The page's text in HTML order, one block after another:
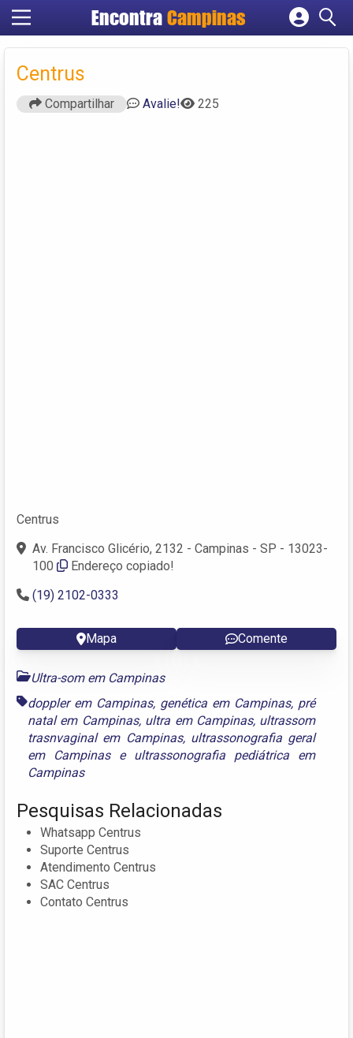
Encontra Campinas
Cadastrar empresa
Centrus
Compartilhar Avalie! 225
Centrus
Av. Francisco Glicério, 2132 - Campinas - SP - 13023-
100
Endereço copiado!
(19) 2102-0333
Mapa Comente
Ultra-som em Campinas
doppler em Campinas, genética em Campinas, pré
natal em Campinas, ultra em Campinas, ultrassom
trasnvaginal em Campinas, ultrassonografia geral
em Campinase ultrassonografia pediátrica em
Campinas
Pesquisas Relacionadas
Whatsapp Centrus
Suporte Centrus
Atendimento Centrus
SAC Centrus
Contato Centrus